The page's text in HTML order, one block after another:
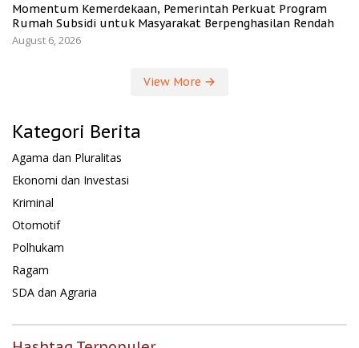
Momentum Kemerdekaan, Pemerintah Perkuat Program
Rumah Subsidi untuk Masyarakat Berpenghasilan Rendah
August 6, 2026
View More
Kategori Berita
Agama dan Pluralitas
Ekonomi dan Investasi
Kriminal
Otomotif
Polhukam
Ragam
SDA dan Agraria